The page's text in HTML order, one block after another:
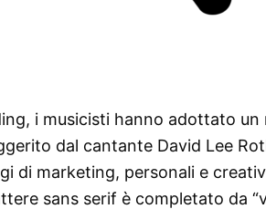
i musicisti hanno adottato
dal cantante David Lee
di marketing, personali e
sans serif è completato da